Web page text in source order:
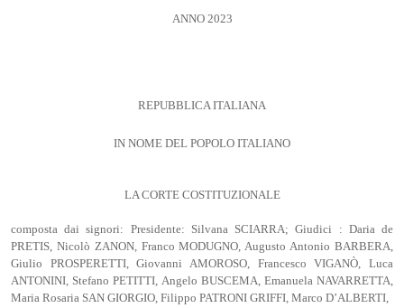
ANNO 2023
REPUBBLICA ITALIANA
IN NOME DEL POPOLO ITALIANO
LA CORTE COSTITUZIONALE
composta dai signori: Presidente: Silvana SCIARRA; Giudici : Daria de
PRETIS, Nicolò ZANON, Franco MODUGNO, Augusto Antonio BARBERA,
Giulio PROSPERETTI, Giovanni AMOROSO, Francesco VIGANÒ, Luca
ANTONINI, Stefano PETITTI, Angelo BUSCEMA, Emanuela NAVARRETTA,
Maria Rosaria SAN GIORGIO, Filippo PATRONI GRIFFI, Marco D’ALBERTI,